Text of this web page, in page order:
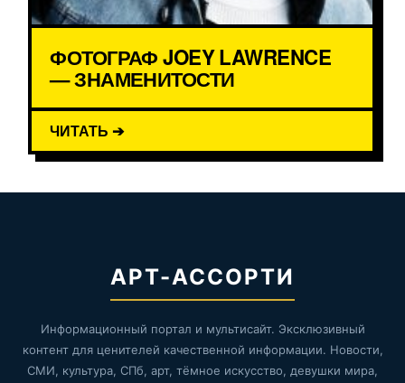
ФОТОГРАФ JOEY LAWRENCE
— ЗНАМЕНИТОСТИ
ЧИТАТЬ ➔
АРТ-АССОРТИ
Информационный портал и мультисайт. Эксклюзивный
контент для ценителей качественной информации. Новости,
СМИ, культура, СПб, арт, тёмное искусство, девушки мира,